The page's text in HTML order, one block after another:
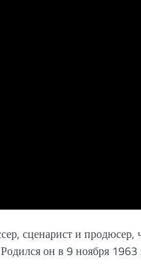
сценарист и продюсер,
он в 9 ноября